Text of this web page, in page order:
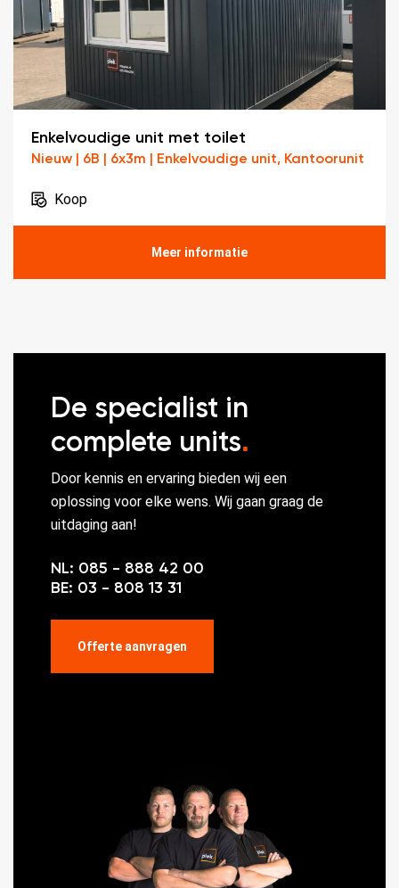
Enkelvoudige unit met toilet
Nieuw | 6B | 6x3m | Enkelvoudige unit, Kantoorunit
Koop
Meer informatie
De specialist in
complete units.
Door kennis en ervaring bieden wij een
oplossing voor elke wens. Wij gaan graag de
uitdaging aan!
NL: 085 - 888 42 00
BE: 03 - 808 13 31
Offerte aanvragen